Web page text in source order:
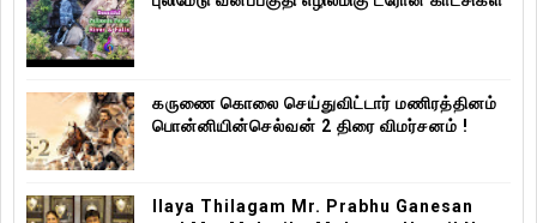
கருணை கொலை செய்துவிட்டார் மணிரத்தினம்
பொன்னியின்செல்வன் 2 திரை விமர்சனம் !
Ilaya Thilagam Mr. Prabhu Ganesan